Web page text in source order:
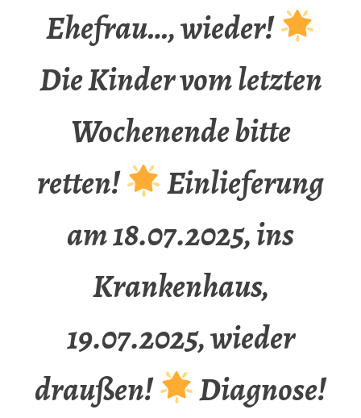
Ehefrau…, wieder!
Die Kinder vom letzten
Wochenende bitte
retten!
Einlieferung
am 18.07.2025, ins
Krankenhaus,
19.07.2025, wieder
draußen!
Diagnose!